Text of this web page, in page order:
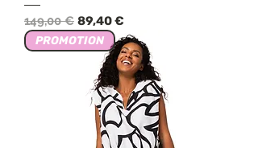
Обычная цена
149,00 € Цена со скидкой
89,40 €
PROMOTION